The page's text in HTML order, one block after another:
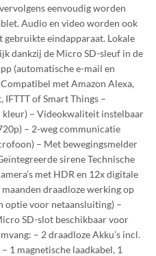
eenvoudig worden
Audio en video worden ook
eindapparaat. Lokale
dankzij de Micro SD-sleuf in de
(automatische e-mail en
met Amazon Alexa,
of Smart Things –
– Videokwaliteit instelbaar
– 2-weg communicatie
– Met bewegingsmelder
sirene Technische
met HDR en 12x digitale
draadloze werking op
optie voor netaansluiting) –
SD-slot beschikbaar voor
– 2 draadloze Akku’s incl.
1 magnetische laadkabel, 1